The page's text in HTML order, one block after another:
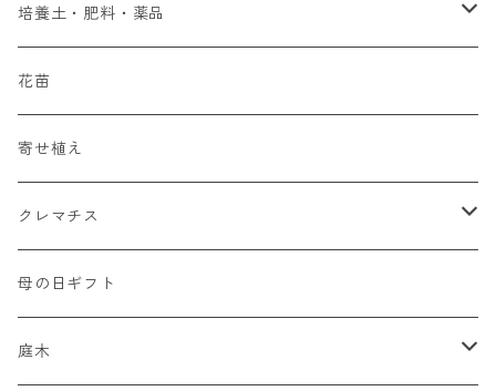
初心者向け
四季咲大輪系（HT）
四季咲中輪系（FL)
つるバラ系（CL）
シュラブローズ系（SH）
強香種
培養土・肥料・薬品
液体肥料
錠剤肥料
培養土
薬品
花苗
寄せ植え
クレマチス
初心者向け
ジャックマニー系
母の日ギフト
庭木